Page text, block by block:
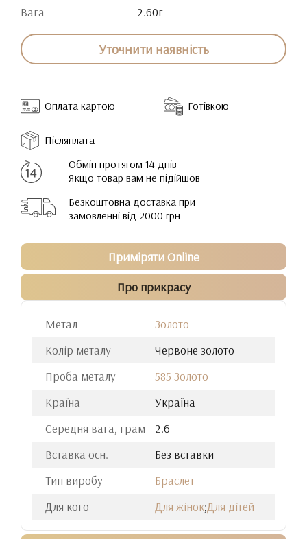
Вага
2.60г
Уточнити наявність
Оплата картою Готівкою
Післяплата
Обмін протягом 14 днів
Якщо товар вам не підійшов
Безкоштовна доставка при
замовленні від 2000 грн
Приміряти Online
Про прикрасу
Метал
Золото
Колір металу
Червоне золото
Проба металу
585 Золото
Країна
Україна
Середня вага, грам
2.6
Вставка осн.
Без вставки
Тип виробу
Браслет
Для кого
Для жінок;Для дітей